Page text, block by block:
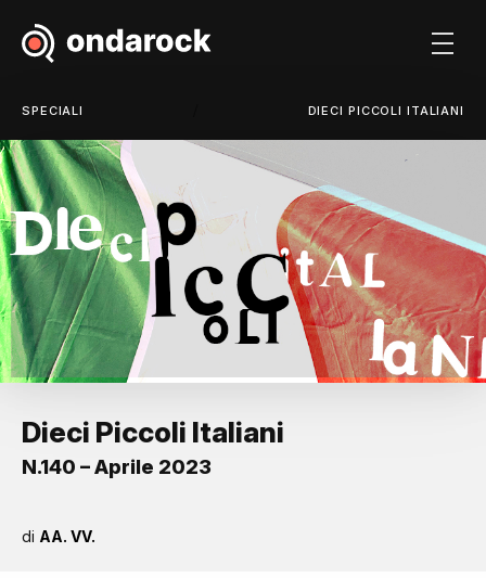
SPECIALI DIECI PICCOLI ITALIANI
Dieci Piccoli Italiani
N.140 – Aprile 2023
di AA. VV.